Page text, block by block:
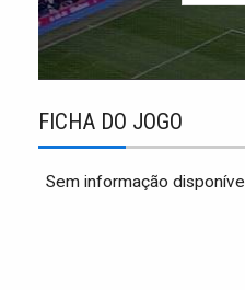
FICHA DO JOGO
Sem informação disponível